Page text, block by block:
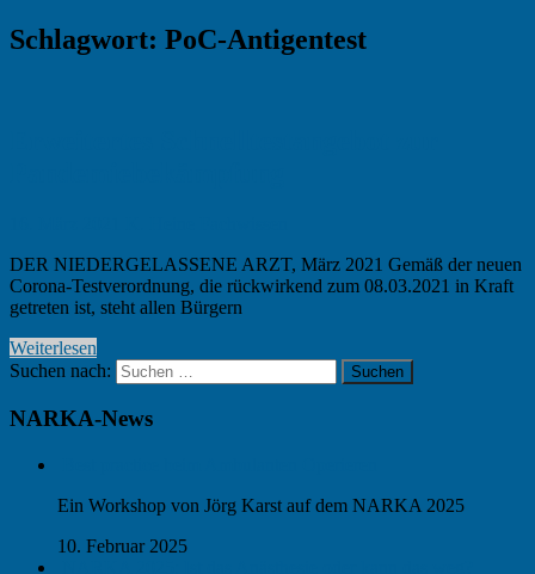
Schlagwort: PoC-Antigentest
DER NIEDERGELASSENE ARZT, März 2021 Gemäß der neuen
Corona-Testverordnung, die rückwirkend zum 08.03.2021 in Kraft
getreten ist, steht allen Bürgern
Weiterlesen
Suchen nach:
Suchen
NARKA-News
Ein Workshop von Jörg Karst auf dem NARKA 2025
10. Februar 2025